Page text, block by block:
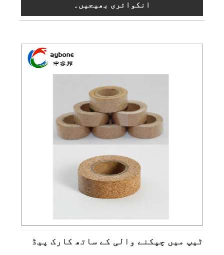
انکوائری بھیجیں۔
ٹیپ میں چپکنے والی کے ساتھ کارک پیڈ